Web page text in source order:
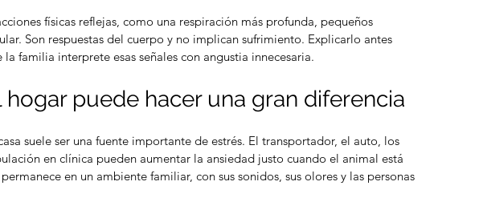
físicas reflejas, como una respiración más profunda, pequeños
Son respuestas del cuerpo y no implican sufrimiento. Explicarlo antes
familia interprete esas señales con angustia innecesaria.
puede hacer una gran diferencia
suele ser una fuente importante de estrés. El transportador, el auto, los
en clínica pueden aumentar la ansiedad justo cuando el animal está
en un ambiente familiar, con sus sonidos, sus olores y las personas